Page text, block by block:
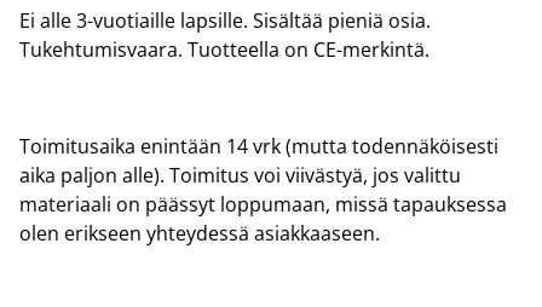
Ei alle 3-vuotiaille lapsille. Sisältää pieniä osia.
Tukehtumisvaara. Tuotteella on CE-merkintä.
Toimitusaika enintään 14 vrk (mutta todennäköisesti
aika paljon alle). Toimitus voi viivästyä, jos valittu
materiaali on päässyt loppumaan, missä tapauksessa
olen erikseen yhteydessä asiakkaaseen.